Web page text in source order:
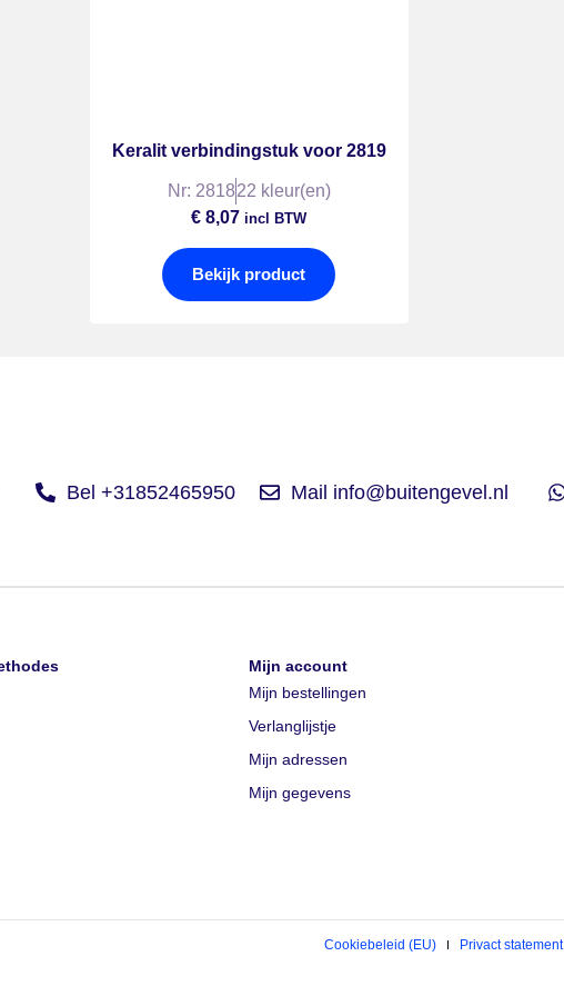
Keralit verbindingstuk voor 2819
Nr: 281822 kleur(en)
€ 8,07 incl BTW
Bekijk product
Bel +31852465950 Mail info@buitengevel.nl
Mijn account
Mijn bestellingen
Verlanglijstje
Mijn adressen
Mijn gegevens
Cookiebeleid (EU) Privact statement